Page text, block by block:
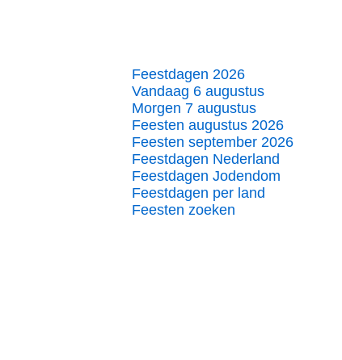
Feestdagen 2026
Vandaag 6 augustus
Morgen 7 augustus
Feesten augustus 2026
Feesten september 2026
Feestdagen Nederland
Feestdagen Jodendom
Feestdagen per land
Feesten zoeken